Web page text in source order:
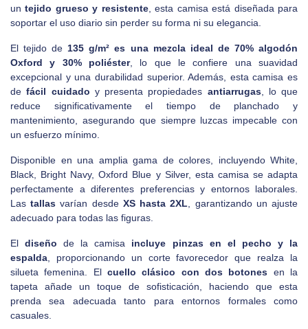
untejido grueso y resistente, esta camisa está diseñada para
soportar el uso diario sin perder su forma ni su elegancia.
El tejido de 135 g/m² es una mezcla ideal de 70% algodón
Oxford y 30% poliéster, lo que le confiere una suavidad
excepcional y una durabilidad superior. Además, esta camisa es
de fácil cuidado y presenta propiedades antiarrugas, lo que
reduce significativamente el tiempo de planchado y
mantenimiento, asegurando que siempre luzcas impecable con
un esfuerzo mínimo.
Disponible en una amplia gama de colores, incluyendo White,
Black, Bright Navy, Oxford Blue y Silver, esta camisa se adapta
perfectamente a diferentes preferencias y entornos laborales.
Lastallas varían desde XS hasta 2XL , garantizando un ajuste
adecuado para todas las figuras.
Eldiseño de la camisa incluye pinzas en el pecho y la
espalda , proporcionando un corte favorecedor que realza la
silueta femenina. El cuello clásico con dos botones en la
tapeta añade un toque de sofisticación, haciendo que esta
prenda sea adecuada tanto para entornos formales como
casuales.